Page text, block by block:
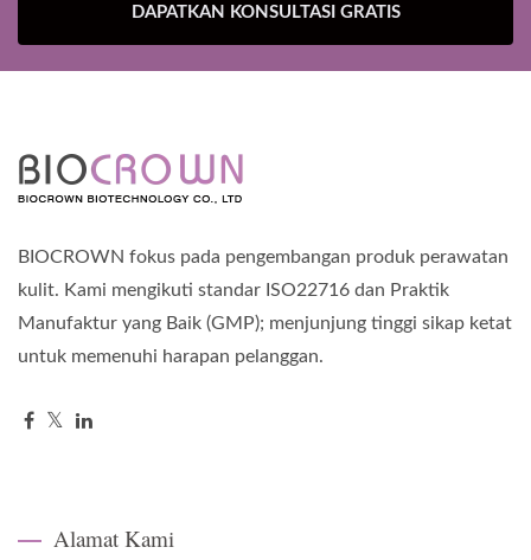
DAPATKAN KONSULTASI GRATIS
BIOCROWN fokus pada pengembangan produk perawatan
kulit. Kami mengikuti standar ISO22716 dan Praktik
Manufaktur yang Baik (GMP); menjunjung tinggi sikap ketat
untuk memenuhi harapan pelanggan.
Alamat Kami